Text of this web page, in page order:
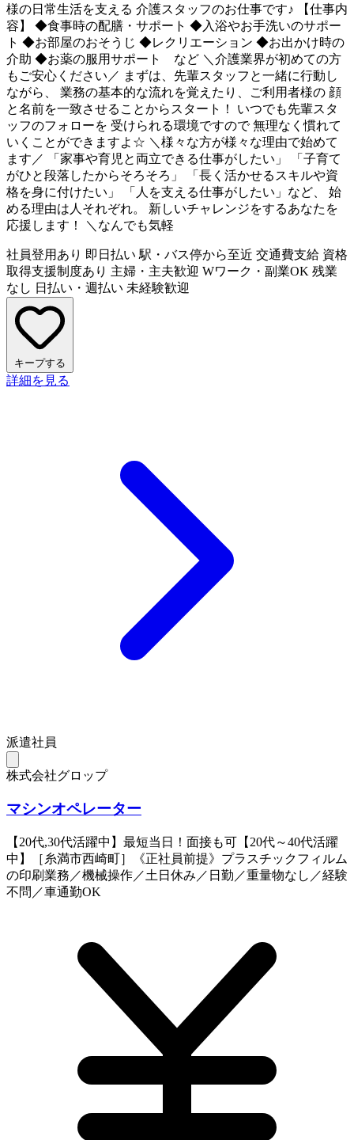
様の日常生活を支える 介護スタッフのお仕事です♪ 【仕事内
容】 ◆食事時の配膳・サポート ◆入浴やお手洗いのサポー
ト ◆お部屋のおそうじ ◆レクリエーション ◆お出かけ時の
介助 ◆お薬の服用サポート など ＼介護業界が初めての方
もご安心ください／ まずは、先輩スタッフと一緒に行動し
ながら、 業務の基本的な流れを覚えたり、ご利用者様の 顔
と名前を一致させることからスタート！ いつでも先輩スタ
ッフのフォローを 受けられる環境ですので 無理なく慣れて
いくことができますよ☆ ＼様々な方が様々な理由で始めて
ます／ 「家事や育児と両立できる仕事がしたい」 「子育て
がひと段落したからそろそろ」 「長く活かせるスキルや資
格を身に付けたい」 「人を支える仕事がしたい」など、 始
める理由は人それぞれ。 新しいチャレンジをするあなたを
応援します！ ＼なんでも気軽
社員登用あり 即日払い 駅・バス停から至近 交通費支給 資格
取得支援制度あり 主婦・主夫歓迎 Wワーク・副業OK 残業
なし 日払い・週払い 未経験歓迎
キープする
詳細を見る
派遣社員
株式会社グロップ
マシンオペレーター
【20代,30代活躍中】最短当日！面接も可【20代～40代活躍
中】［糸満市西崎町］《正社員前提》プラスチックフィルム
の印刷業務／機械操作／土日休み／日勤／重量物なし／経験
不問／車通勤OK